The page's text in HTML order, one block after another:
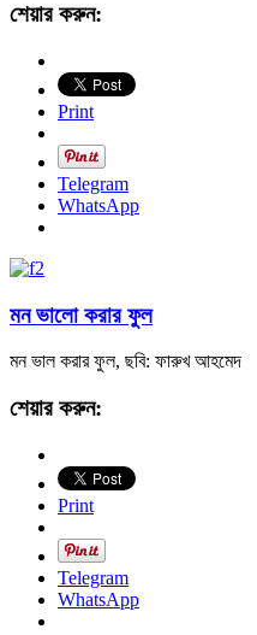
শেয়ার করুন:
Print
Telegram
WhatsApp
মন ভালো করার ফুল
মন ভাল করার ফুল, ছবি: ফারুখ আহমেদ
শেয়ার করুন:
Print
Telegram
WhatsApp